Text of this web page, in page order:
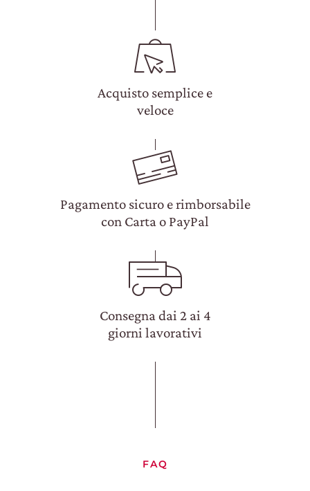
Acquisto semplice e
veloce
Pagamento sicuro e rimborsabile
con Carta o PayPal
Consegna dai 2 ai 4
giorni lavorativi
FAQ